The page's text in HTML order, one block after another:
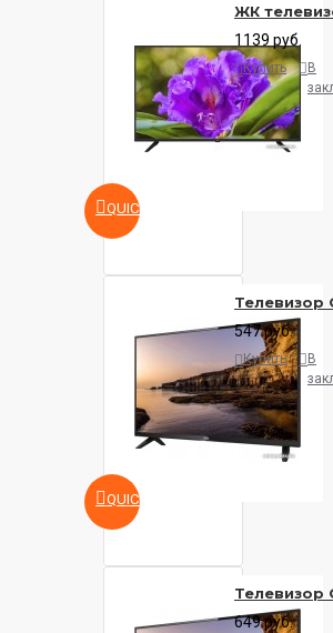
QUICKVIEW
ЖК
1139 руб.
Купить
В
QUICKVIEW
Телевизор
547 руб.
Купить
В
Телевизор
649 руб.